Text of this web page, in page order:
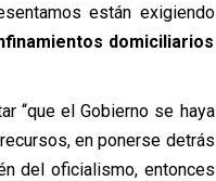
están exigiendo
domiciliarios
“que el Gobierno se haya
en ponerse detrás
del oficialismo, entonces